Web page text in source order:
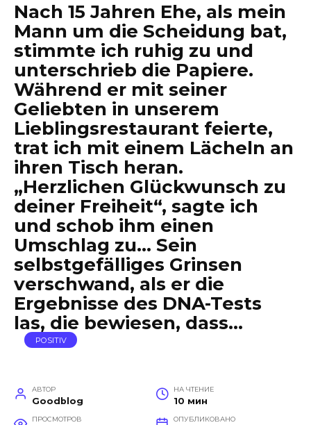
Nach 15 Jahren Ehe, als mein
Mann um die Scheidung bat,
stimmte ich ruhig zu und
unterschrieb die Papiere.
Während er mit seiner
Geliebten in unserem
Lieblingsrestaurant feierte,
trat ich mit einem Lächeln an
ihren Tisch heran.
„Herzlichen Glückwunsch zu
deiner Freiheit“, sagte ich
und schob ihm einen
Umschlag zu… Sein
selbstgefälliges Grinsen
verschwand, als er die
Ergebnisse des DNA-Tests
las, die bewiesen, dass…
POSITIV
АВТОР
Goodblog
НА ЧТЕНИЕ
10 мин
ПРОСМОТРОВ ОПУБЛИКОВАНО